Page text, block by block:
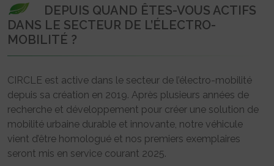
DEPUIS QUAND ÊTES-VOUS ACTIFS
DANS LE SECTEUR DE L’ÉLECTRO-
MOBILITÉ ?
CIRCLE est active dans le secteur de l’électro-mobilité
depuis sa création en 2019. Après plusieurs années de
recherche et développement pour créer une solution de
mobilité urbaine durable et innovante, notre véhicule
vient d’être homologué et nos premiers exemplaires
seront mis en service courant 2025.